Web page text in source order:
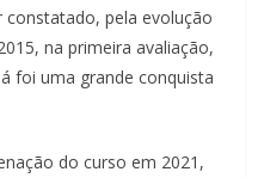
pela evolução
na primeira avaliação,
foi uma grande conquista
do curso em 2021,